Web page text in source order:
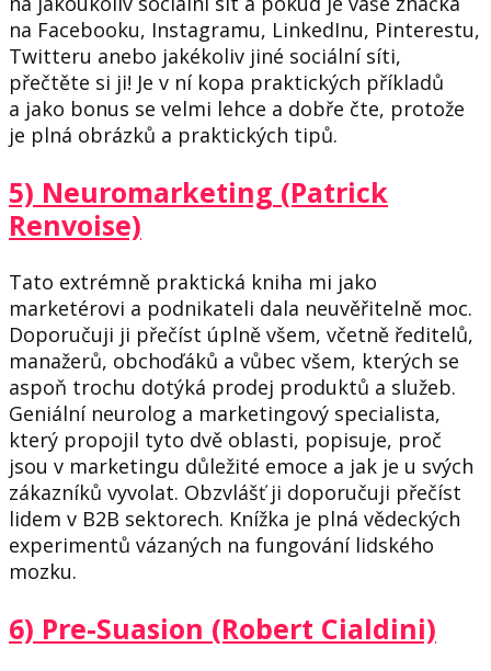
na Facebooku, Instagramu, LinkedInu, Pinterestu,
Twitteru anebo jakékoliv jiné sociální síti,
přečtěte si ji! Je v ní kopa praktických příkladů
a jako bonus se velmi lehce a dobře čte, protože
je plná obrázků a praktických tipů.
5) Neuromarketing (Patrick
Renvoise)
Tato extrémně praktická kniha mi jako
marketérovi a podnikateli dala neuvěřitelně moc.
Doporučuji ji přečíst úplně všem, včetně ředitelů,
manažerů, obchoďáků a vůbec všem, kterých se
aspoň trochu dotýká prodej produktů a služeb.
Geniální neurolog a marketingový specialista,
který propojil tyto dvě oblasti, popisuje, proč
jsou v marketingu důležité emoce a jak je u svých
zákazníků vyvolat. Obzvlášť ji doporučuji přečíst
lidem v B2B sektorech. Knížka je plná vědeckých
experimentů vázaných na fungování lidského
mozku.
6) Pre-Suasion (Robert Cialdini)